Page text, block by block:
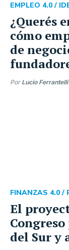
¿Querés
cómo
de
EMPLEO 4.0 /
Por Lucio Ferrantelli
El
del Sur y
FINANZAS 4.0 /